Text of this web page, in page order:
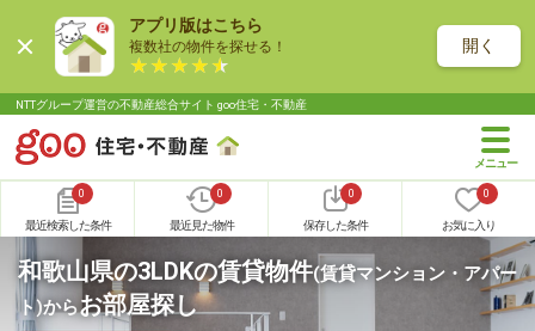
アプリ版はこちら
複数社の物件を探せる！ 開く
NTTグループ運営の不動産総合サイト goo住宅・不動産
0
最近検索した条件
0
最近見た物件
0
保存した条件
0
お気に入り
和歌山県の3LDKの賃貸物件(賃貸マンション・アパー
ト)からお部屋探し